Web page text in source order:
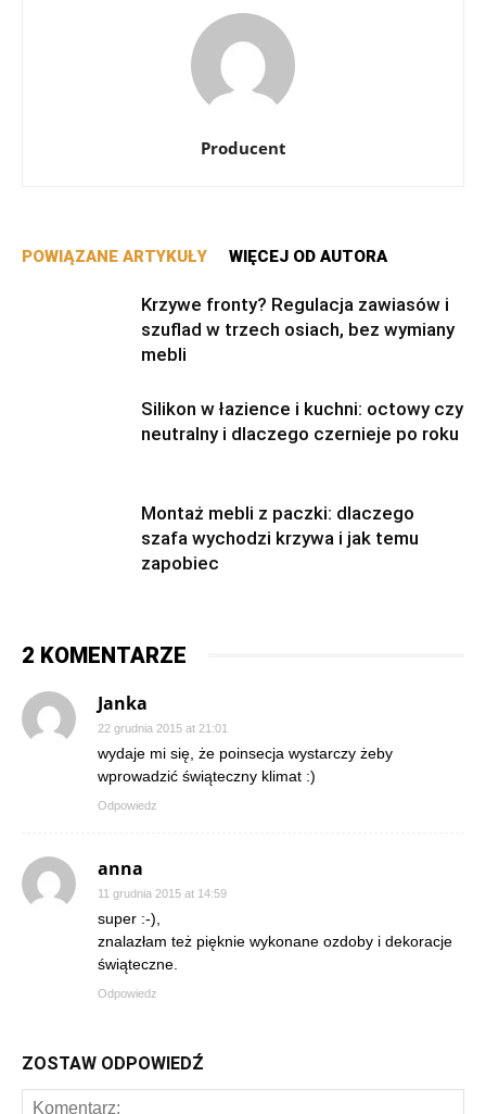
Producent
POWIĄZANE ARTYKUŁY WIĘCEJ OD AUTORA
Krzywe fronty? Regulacja zawiasów i
szuflad w trzech osiach, bez wymiany
mebli
Silikon w łazience i kuchni: octowy czy
neutralny i dlaczego czernieje po roku
Montaż mebli z paczki: dlaczego
szafa wychodzi krzywa i jak temu
zapobiec
2 KOMENTARZE
Janka
22 grudnia 2015 at 21:01
wydaje mi się, że poinsecja wystarczy żeby
wprowadzić świąteczny klimat :)
Odpowiedz
anna
11 grudnia 2015 at 14:59
super :-),
znalazłam też pięknie wykonane ozdoby i dekoracje
świąteczne.
Odpowiedz
ZOSTAW ODPOWIEDŹ